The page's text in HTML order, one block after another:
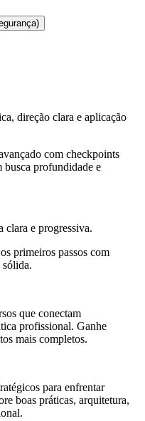
direção clara e aplicação
com checkpoints
busca profundidade e
clara e progressiva.
primeiros passos com
sólida.
que conectam
profissional. Ganhe
mais completos.
para enfrentar
boas práticas, arquitetura,